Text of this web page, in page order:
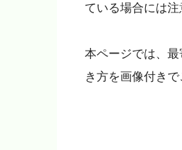
ている場合には注
本ページでは、
き方を画像付